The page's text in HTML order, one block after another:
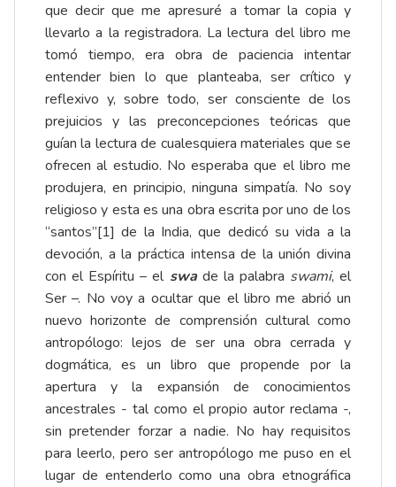
que decir que me apresuré a tomar la copia y
llevarlo a la registradora. La lectura del libro me
tomó tiempo, era obra de paciencia intentar
entender bien lo que planteaba, ser crítico y
reflexivo y, sobre todo, ser consciente de los
prejuicios y las preconcepciones teóricas que
guían la lectura de cualesquiera materiales que se
ofrecen al estudio. No esperaba que el libro me
produjera, en principio, ninguna simpatía. No soy
religioso y esta es una obra escrita por uno de los
“santos”[1] de la India, que dedicó su vida a la
devoción, a la práctica intensa de la unión divina
con el Espíritu – el swade la palabra swami, el
Ser –. No voy a ocultar que el libro me abrió un
nuevo horizonte de comprensión cultural como
antropólogo: lejos de ser una obra cerrada y
dogmática, es un libro que propende por la
apertura y la expansión de conocimientos
ancestrales - tal como el propio autor reclama -,
sin pretender forzar a nadie. No hay requisitos
para leerlo, pero ser antropólogo me puso en el
lugar de entenderlo como una obra etnográfica